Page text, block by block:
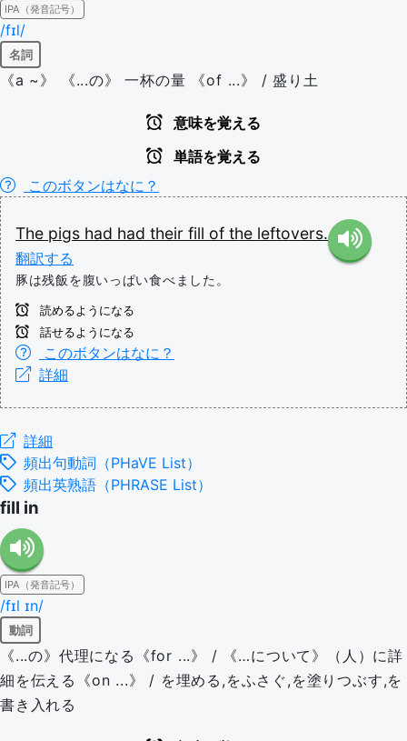
IPA（発音記号）
/fɪl/
名詞
《a ~》 《...の》 一杯の量 《of ...》 / 盛り土
意味を覚える
単語を覚える
このボタンはなに？
The pigs had had their fill of the leftovers.
翻訳する
豚は残飯を腹いっぱい食べました。
読めるようになる
話せるようになる
このボタンはなに？
詳細
詳細
頻出句動詞（PHaVE List）
頻出英熟語（PHRASE List）
fill in
IPA（発音記号）
/fɪl ɪn/
動詞
《...の》代理になる《for ...》 / 《…について》（人）に詳
細を伝える《on ...》 / を埋める,をふさぐ,を塗りつぶす,を
書き入れる